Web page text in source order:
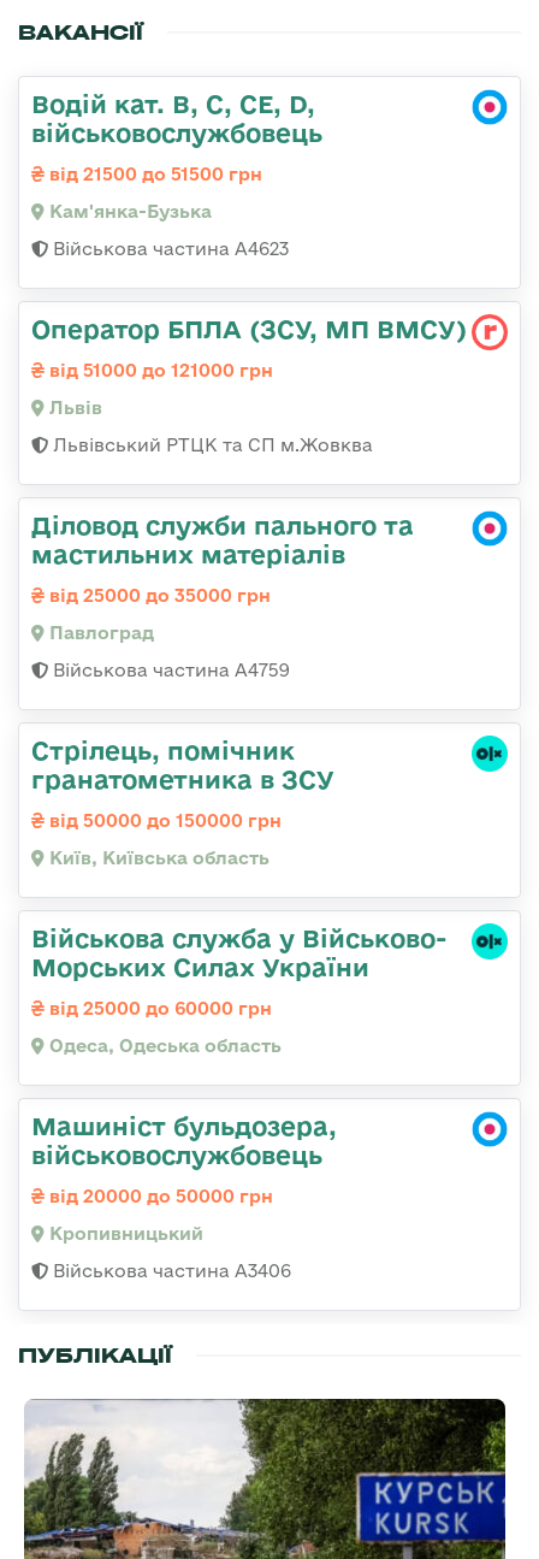
ВАКАНСІЇ
Водій кат. B, C, СЕ, D,
військовослужбовець
від 21500 до 51500 грн
Кам'янка-Бузька
Військова частина А4623
Оператор БПЛА (ЗСУ, МП ВМСУ)
від 51000 до 121000 грн
Львів
Львівський РТЦК та СП м.Жовква
Діловод служби пального та
мастильних матеріалів
від 25000 до 35000 грн
Павлоград
Військова частина А4759
Стрілець, помічник
гранатометника в ЗСУ
від 50000 до 150000 грн
Київ, Київська область
Військова служба у Військово-
Морських Силах України
від 25000 до 60000 грн
Одеса, Одеська область
Машиніст бульдозера,
військовослужбовець
від 20000 до 50000 грн
Кропивницький
Військова частина А3406
ПУБЛІКАЦІЇ